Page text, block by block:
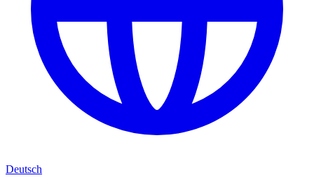
Deutsch